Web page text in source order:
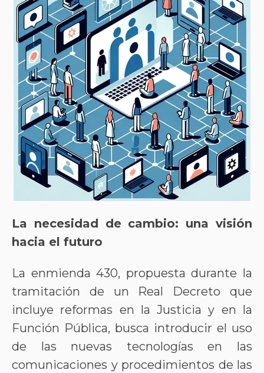
La necesidad de cambio: una visión
hacia el futuro
La enmienda 430, propuesta durante la
tramitación de un Real Decreto que
incluye reformas en la Justicia y en la
Función Pública, busca introducir el uso
de las nuevas tecnologías en las
comunicaciones y procedimientos de las